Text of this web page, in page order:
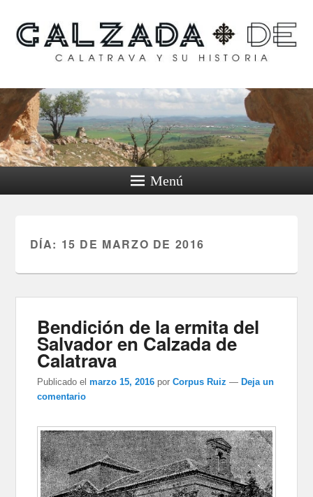
Calzada de Calatrava y
su historia
Menú
DÍA: 15 DE MARZO DE 2016
Bendición de la ermita del
Salvador en Calzada de
Calatrava
Publicado el marzo 15, 2016 porCorpus Ruiz — Deja un
comentario